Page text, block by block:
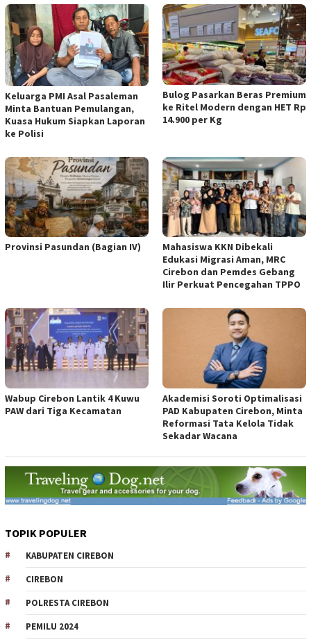
Keluarga PMI Asal Pasaleman
Minta Bantuan Pemulangan,
Kuasa Hukum Siapkan Laporan
ke Polisi
Bulog Pasarkan Beras Premium
ke Ritel Modern dengan HET Rp
14.900 per Kg
Provinsi Pasundan (Bagian IV)
Mahasiswa KKN Dibekali
Edukasi Migrasi Aman, MRC
Cirebon dan Pemdes Gebang
Ilir Perkuat Pencegahan TPPO
Wabup Cirebon Lantik 4 Kuwu
PAW dari Tiga Kecamatan
Akademisi Soroti Optimalisasi
PAD Kabupaten Cirebon, Minta
Reformasi Tata Kelola Tidak
Sekadar Wacana
TOPIK POPULER
KABUPATEN CIREBON
CIREBON
POLRESTA CIREBON
PEMILU 2024